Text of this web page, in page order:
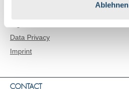
Ablehnen
General Terms and Conditions
Data Privacy
Imprint
CONTACT